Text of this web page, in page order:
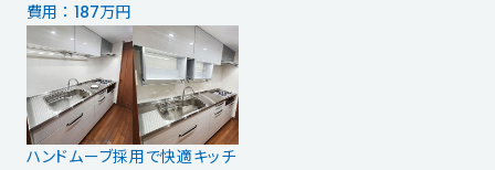
費用 ： 187万円
ハンドムーブ採用で快適キッチ